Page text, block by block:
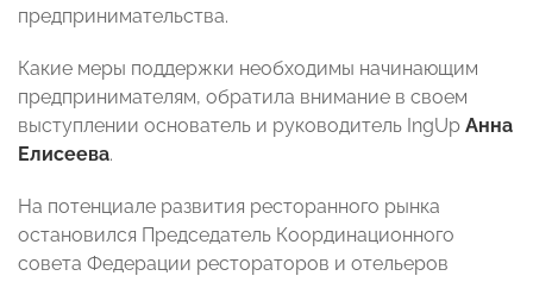
предпринимательства.
Какие меры поддержки необходимы начинающим
предпринимателям, обратила внимание в своем
выступлении основатель и руководитель IngUp Анна
Елисеева.
На потенциале развития ресторанного рынка
остановился Председатель Координационного
совета Федерации рестораторов и отельеров